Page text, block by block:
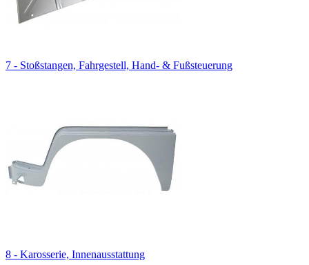
7 - Stoßstangen, Fahrgestell, Hand- & Fußsteuerung
8 - Karosserie, Innenausstattung